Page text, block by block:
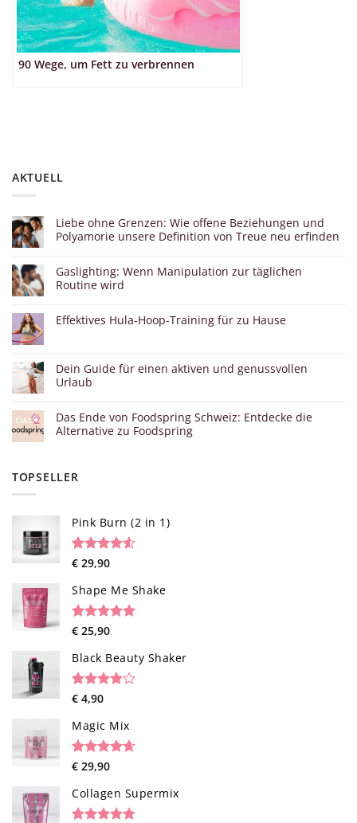
90 Wege, um Fett zu verbrennen
AKTUELL
Liebe ohne Grenzen: Wie offene Beziehungen und
Polyamorie unsere Definition von Treue neu erfinden
Gaslighting: Wenn Manipulation zur täglichen
Routine wird
Effektives Hula-Hoop-Training für zu Hause
Dein Guide für einen aktiven und genussvollen
Urlaub
Das Ende von Foodspring Schweiz: Entdecke die
Alternative zu Foodspring
TOPSELLER
Pink Burn (2 in 1)
Rated4.52
based on
96
customer
ratings
€ 29,90
Shape Me Shake
Rated4.85
based on
40
ratings
€ 25,90
Black Beauty Shaker
Rated
of 5
based on
1
customer
rating
€ 4,90
Magic Mix
Rated4.65
based on
34
customer
ratings
€ 29,90
Collagen Supermix